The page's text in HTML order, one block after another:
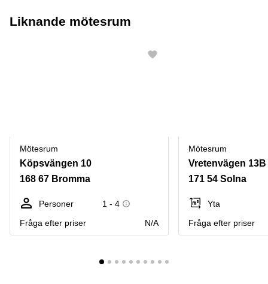
Liknande mötesrum
Mötesrum
Köpsvängen 10
168 67 Bromma
Personer
1 - 4
Fråga efter priser
N/A
Mötesrum
Vretenvägen 13B
171 54 Solna
Yta
Fråga efter priser